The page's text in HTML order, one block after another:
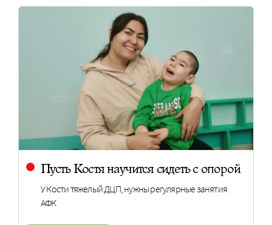
Пусть Костя научится сидеть с опорой
У Кости тяжелый ДЦП, нужны регулярные занятия
АФК